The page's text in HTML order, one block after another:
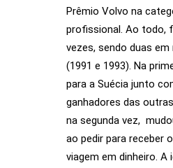
Prêmio Volvo na
profissional. Ao todo,
vezes, sendo duas em
(1991 e 1993). Na
para a Suécia junto
ganhadores das
na segunda vez,
ao pedir para receber
viagem em dinheiro. A